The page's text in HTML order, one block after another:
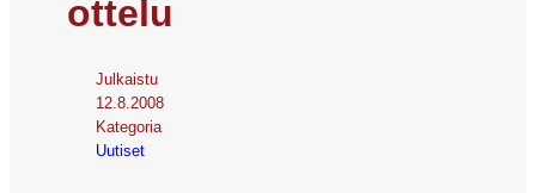
ottelu
Julkaistu
12.8.2008
Kategoria
Uutiset